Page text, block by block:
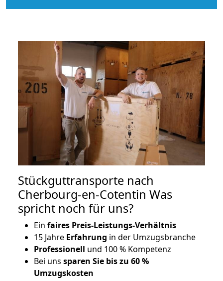
Stückguttransporte nach
Cherbourg-en-Cotentin Was
spricht noch für uns?
Ein faires Preis-Leistungs-Verhältnis
15 Jahre Erfahrung in der Umzugsbranche
Professionell und 100 % Kompetenz
Bei uns sparen Sie bis zu 60 %
Umzugskosten